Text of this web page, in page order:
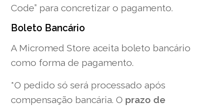
Code” para concretizar o pagamento.
Boleto Bancário
A Micromed Store aceita boleto bancário
como forma de pagamento.
*O pedido só será processado após
compensação bancária. O prazo de